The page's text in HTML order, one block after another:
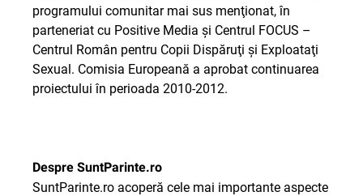
programului comunitar mai sus menţionat, în
parteneriat cu Positive Media şi Centrul FOCUS –
Centrul Român pentru Copii Dispăruţi şi Exploataţi
Sexual. Comisia Europeană a aprobat continuarea
proiectului în perioada 2010-2012.
Despre SuntParinte.ro
SuntParinte.ro acoperă cele mai importante aspecte